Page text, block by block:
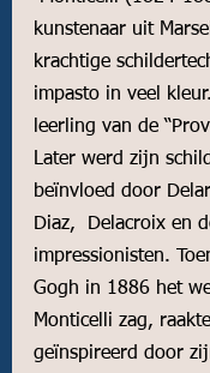
kunstenaar uit
krachtige
impasto in veel kleur.
leerling van de
Later werd zijn
beïnvloed door
Diaz,  Delacroix en
impressionisten.
Gogh in 1886 het
Monticelli zag,
geïnspireerd door